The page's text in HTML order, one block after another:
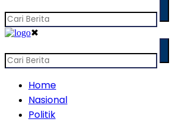
✖
Home
Nasional
Politik